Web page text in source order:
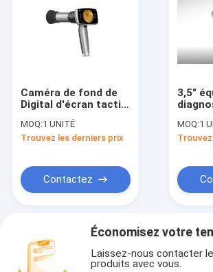
Caméra de fond de
Digital d'écran tactile
de TFT LCD de 3,97
pouces
MOQ:1 UNITÉ
Trouvez les derniers prix
Contactez
3,5"
pour le
MOQ:1
Économisez votre
Laissez-nous contacter
produits avec vous.